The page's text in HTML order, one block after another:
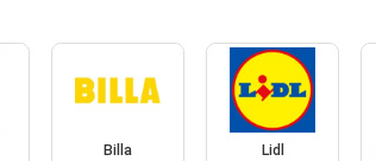
Billa Lidl